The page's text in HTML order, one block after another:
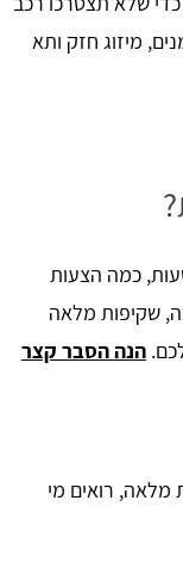
מסומנים, מיזוג חזק ותא
כמה הצעות
שקיפות מלאה
הנה הסבר קצר
מלאה, רואים מי